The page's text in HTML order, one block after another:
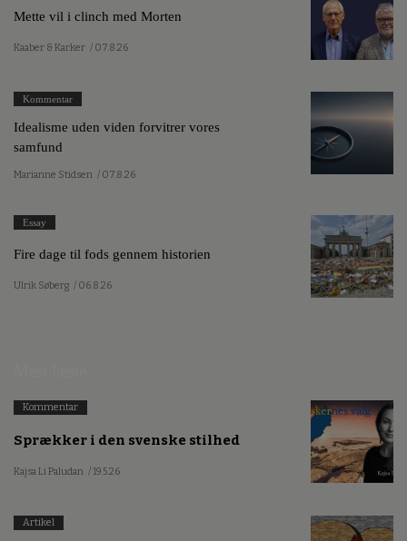
Mette vil i clinch med Morten
Kaaber & Karker / 07.8.26
Kommentar
Idealisme uden viden forvitrer vores
samfund
Marianne Stidsen / 07.8.26
Essay
Fire dage til fods gennem historien
Ulrik Søberg / 06.8.26
Kommentar
Sprækker i den svenske stilhed
Kajsa Li Paludan / 19.5.26
Artikel